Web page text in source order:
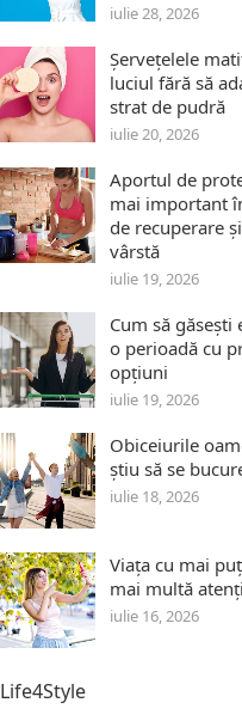
iulie 28, 2026
Șervețelele
luciul fără să
strat de pudră
iulie 20, 2026
Aportul de
mai important
de recuperare
vârstă
iulie 19, 2026
Cum să
o perioadă cu
opțiuni
iulie 19, 2026
Obiceiurile
știu să se
iulie 18, 2026
Viața cu mai
mai multă
iulie 16, 2026
Life4Style